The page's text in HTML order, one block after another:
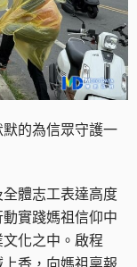
的為信眾守護一
體志工表達高度
實踐媽祖信仰中
化之中。啟程
香，向媽祖稟報